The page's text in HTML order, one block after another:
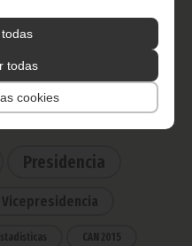
todas
cookies
de Guinea
ahora
Presidencia
Vicepresidencia
CAN 2015